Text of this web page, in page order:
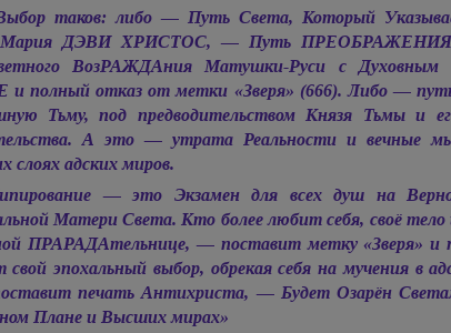
таков: либо — Путь Света, Который
Мария ДЭВИ ХРИСТОС, —Путь ПРЕОБРАЖЕНИЯ
ВозРАЖДАния Матушки-Руси с Духовным
полный отказ от метки «Зверя» (666). Либо — путь
Тьму, под предводительством Князя Тьмы и
А это — утрата Реальности и вечные
слоях адских миров.
— это Экзамен для всех душ на
Матери Света. Кто более любит себя, своё тело
ПРАРАДАтельнице, — поставит метку «Зверя» и
эпохальный выбор, обрекая себя на мучения в
печать Антихриста, — Будет Озарён
Плане и Высших мирах»